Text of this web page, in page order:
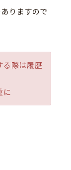
りますので
る際は履歴
に